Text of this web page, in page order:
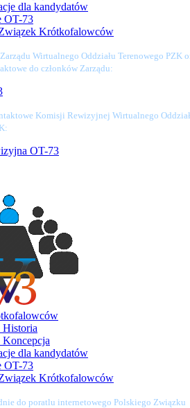
dla kandydatów
OT-73
Krótkofalowców
Wirtualnego Oddziału Terenowego PZK
do członków Zarządu:
Komisji Rewizyjnej Wirtualnego
OT-73
dla kandydatów
OT-73
Krótkofalowców
do poratlu internetowego Polskiego Związku